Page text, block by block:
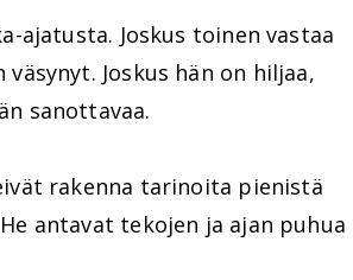
ajatusta. Joskus toinen vastaa
väsynyt. Joskus hän on hiljaa,
sanottavaa.
rakenna tarinoita pienistä
antavat tekojen ja ajan puhua